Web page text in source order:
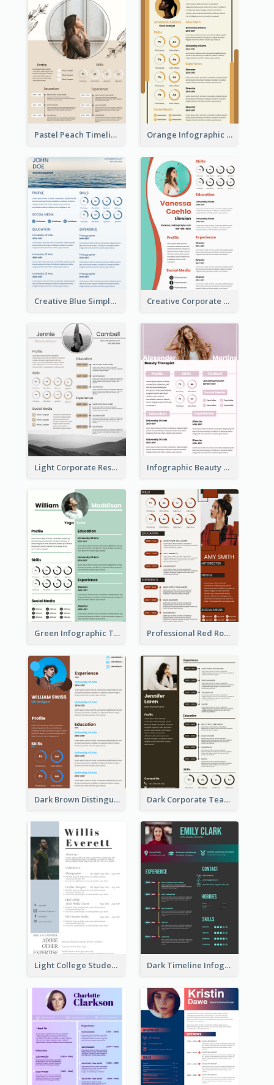
Pastel Peach Timeline Resume Orange Infographic Market Analyst Resume
Creative Blue Simple Resume Creative Corporate Teal Resume
Light Corporate Resume Infographic Beauty Consultant Resume
Green Infographic Teacher Resume Professional Red Rouge Resume
Dark Brown Distinguished Modern Resume Dark Corporate Teacher Resume
Light College Student Resume Dark Timeline Infographic Resume